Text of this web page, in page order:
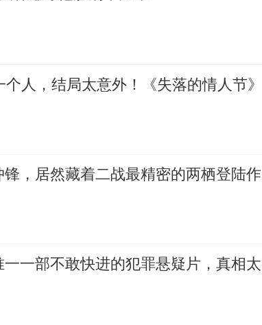
人，结局太意外！《失落的情人节》
，居然藏着二战最精密的两栖登陆作
一部不敢快进的犯罪悬疑片，真相太